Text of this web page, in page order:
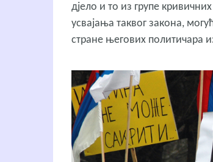
дјело и то из групе
усвајања таквог закона,
стране његових политичара